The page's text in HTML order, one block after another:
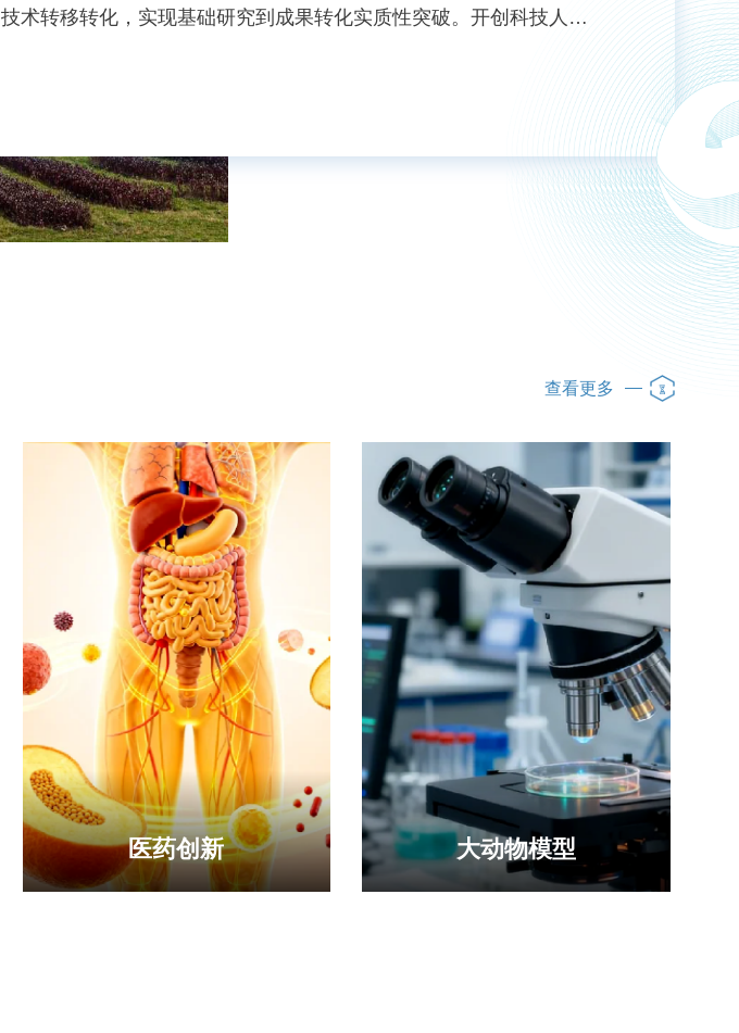
技术转移转化，实现基础研究到成果转化实质性突破。开创科技人文
查看更多
医药创新 大动物模型